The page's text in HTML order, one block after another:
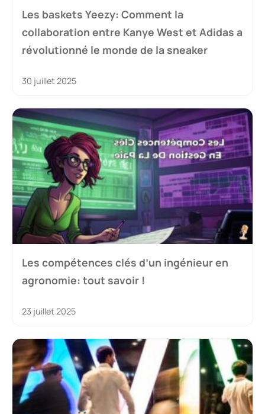
Les baskets Yeezy: Comment la
collaboration entre Kanye West et Adidas a
révolutionné le monde de la sneaker
30 juillet 2025
Les compétences clés d’un ingénieur en
agronomie: tout savoir !
23 juillet 2025